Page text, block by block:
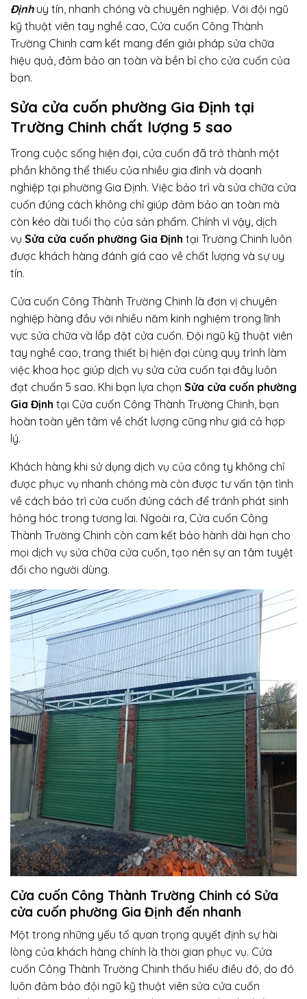
Địnhuy tín, nhanh chóng và chuyên nghiệp. Với đội ngũ
kỹ thuật viên tay nghề cao, Cửa cuốn Công Thành
Trường Chinh cam kết mang đến giải pháp sửa chữa
hiệu quả, đảm bảo an toàn và bền bỉ cho cửa cuốn của
bạn.
Sửa cửa cuốn phường Gia Định tại
Trường Chinh chất lượng 5 sao
Trong cuộc sống hiện đại, cửa cuốn đã trở thành một
phần không thể thiếu của nhiều gia đình và doanh
nghiệp tại phường Gia Định. Việc bảo trì và sửa chữa cửa
cuốn đúng cách không chỉ giúp đảm bảo an toàn mà
còn kéo dài tuổi thọ của sản phẩm. Chính vì vậy, dịch
vụ Sửa cửa cuốn phường Gia Định tại Trường Chinh luôn
được khách hàng đánh giá cao về chất lượng và sự uy
tín.
Cửa cuốn Công Thành Trường Chinh là đơn vị chuyên
nghiệp hàng đầu với nhiều năm kinh nghiệm trong lĩnh
vực sửa chữa và lắp đặt cửa cuốn. Đội ngũ kỹ thuật viên
tay nghề cao, trang thiết bị hiện đại cùng quy trình làm
việc khoa học giúp dịch vụ sửa cửa cuốn tại đây luôn
đạt chuẩn 5 sao. Khi bạn lựa chọn Sửa cửa cuốn phường
Gia Định tại Cửa cuốn Công Thành Trường Chinh, bạn
hoàn toàn yên tâm về chất lượng cũng như giá cả hợp
lý.
Khách hàng khi sử dụng dịch vụ của công ty không chỉ
được phục vụ nhanh chóng mà còn được tư vấn tận tình
về cách bảo trì cửa cuốn đúng cách để tránh phát sinh
hỏng hóc trong tương lai. Ngoài ra, Cửa cuốn Công
Thành Trường Chinh còn cam kết bảo hành dài hạn cho
mọi dịch vụ sửa chữa cửa cuốn, tạo nên sự an tâm tuyệt
đối cho người dùng.
Cửa cuốn Công Thành Trường Chinh có Sửa
cửa cuốn phường Gia Định đến nhanh
Một trong những yếu tố quan trọng quyết định sự hài
lòng của khách hàng chính là thời gian phục vụ. Cửa
cuốn Công Thành Trường Chinh thấu hiểu điều đó, do đó
luôn đảm bảo đội ngũ kỹ thuật viên sửa cửa cuốn